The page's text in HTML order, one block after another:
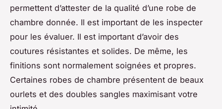
permettent d’attester de la qualité d’une robe de
chambre donnée. Il est important de les inspecter
pour les évaluer. Il est important d’avoir des
coutures résistantes et solides. De même, les
finitions sont normalement soignées et propres.
Certaines robes de chambre présentent de beaux
ourlets et des doubles sangles maximisant votre